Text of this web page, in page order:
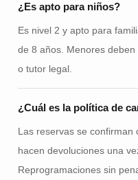
¿Es apto para niños?
Es nivel 2 y apto para
de 8 años. Menores
o tutor legal.
¿Cuál es la política de
Las reservas se confirman
hacen devoluciones una
Reprogramaciones sin